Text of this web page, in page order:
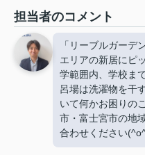
担当者のコメント
「リーブルガー
エリアの新居にピ
学範囲内、学校ま
呂場は洗濯物を干
いて何かお困りの
市・富士宮市の地
合わせください